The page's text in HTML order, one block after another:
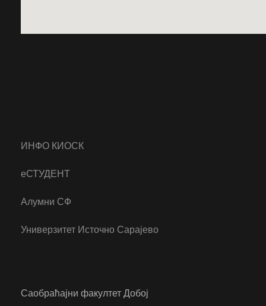
ИНФО КИОСК
еСТУДЕНТ
Алумни СФ
Универзитет Источно Сарајево
Саобраћајни факултет Добој